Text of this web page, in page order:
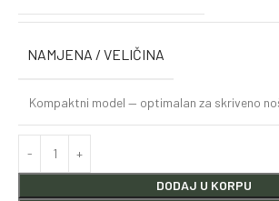
NAMJENA / VELIČINA
Kompaktni model — optimalan za skriveno
DODAJ U KORPU